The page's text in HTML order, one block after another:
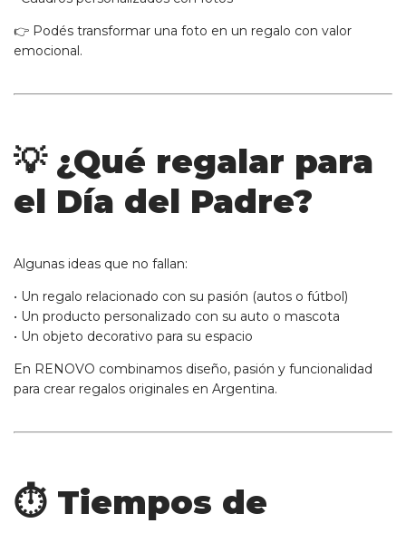
👉 Podés transformar una foto en un regalo con valor
emocional.
💡 ¿Qué regalar para
el Día del Padre?
Algunas ideas que no fallan:
• Un regalo relacionado con su pasión (autos o fútbol)
• Un producto personalizado con su auto o mascota
• Un objeto decorativo para su espacio
En RENOVO combinamos diseño, pasión y funcionalidad
para crear regalos originales en Argentina.
⏱️ Tiempos de